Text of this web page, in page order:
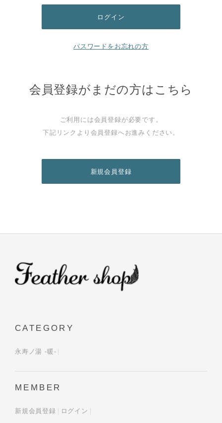
パスワードをお忘れの方
会員登録がまだの方はこちら
ご利用には会員登録が必要です。
下記リンクより会員登録へお進みください。
新規会員登録
CATEGORY
永寿ノ湯 -暖-
MEMBER
新規会員登録 ログイン